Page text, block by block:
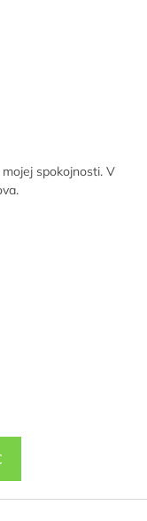
spokojnosti. V